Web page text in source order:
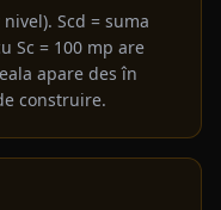
Scd = suma
Sc = 100 mp are
apare des în
construire.